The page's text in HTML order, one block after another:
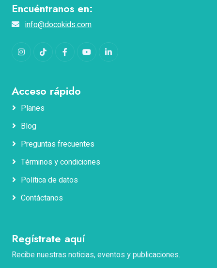
Encuéntranos en:
info@docokids.com
InstagramTikTok FacebookYouTubeLinkedIn
Acceso rápido
Planes
Blog
Preguntas frecuentes
Términos y condiciones
Política de datos
Contáctanos
Regístrate aquí
Recibe nuestras noticias, eventos y publicaciones.
Nombres
Apellidos
Teléfono